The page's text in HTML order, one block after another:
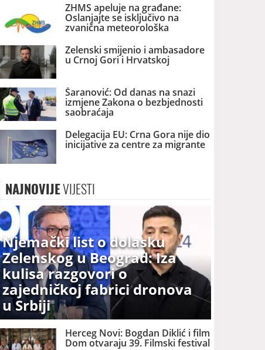
ZHMS apeluje na građane:
Oslanjajte se isključivo na
zvanična meteorološka
Zelenski smijenio i ambasadore
u Crnoj Gori i Hrvatskoj
Šaranović: Od danas na snazi
izmjene Zakona o bezbjednosti
saobraćaja
Delegacija EU: Crna Gora nije dio
inicijative za centre za migrante
NAJNOVIJEVIJESTI
Njemački list o dolasku
Zelenskog u Beograd: Iza
kulisa razgovori o
zajedničkoj fabrici dronova
u Srbiji
Herceg Novi: Bogdan Diklić i film
Dom otvaraju 39. Filmski festival